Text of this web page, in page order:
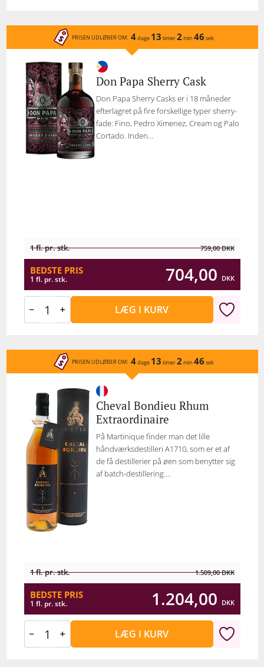
PRISEN UDLØBER OM: 4dage 13 timer2 min 46 sek
Don Papa Sherry Cask
Don Papa Sherry Casks er i 18 måneder
efterlagret på fire forskellige typer sherry-
fade: Fino, Pedro Ximenez, Cream og Palo
Cortado. Inden...
1 fl. pr. stk. 759,00DKK
BEDSTE PRIS
1 fl. pr. stk. 704,00 DKK
LÆG I KURV
PRISEN UDLØBER OM: 4dage 13 timer2 min 46 sek
Cheval Bondieu Rhum
Extraordinaire
På Martinique finder man det lille
håndværksdestilleri A1710, som er et af
de få destillerier på øen som benytter sig
af batch-destillering....
1 fl. pr. stk. 1.509,00DKK
BEDSTE PRIS
1 fl. pr. stk. 1.204,00 DKK
LÆG I KURV